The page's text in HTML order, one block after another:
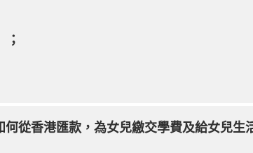
從香港匯款，為女兒繳交學費及給女兒生